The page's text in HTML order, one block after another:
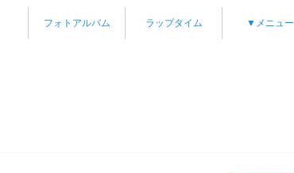
フォトアルバム ラップタイム ▼メニュー